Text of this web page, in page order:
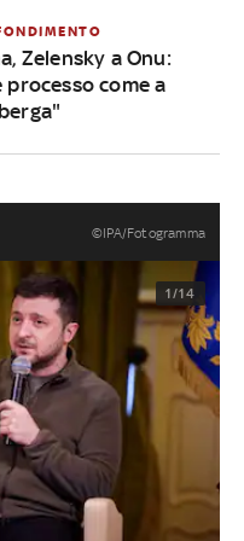
Zelensky a Onu:
processo come a
©IPA/Fotogramma
1/14